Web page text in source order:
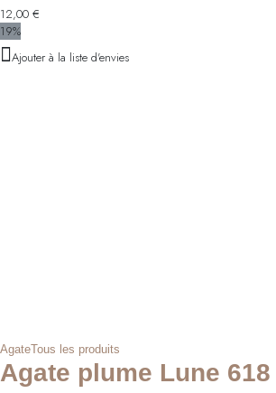
12,00 €
19%
Ajouter à la liste d'envies
AgateTous les produits
Agate plume Lune 618